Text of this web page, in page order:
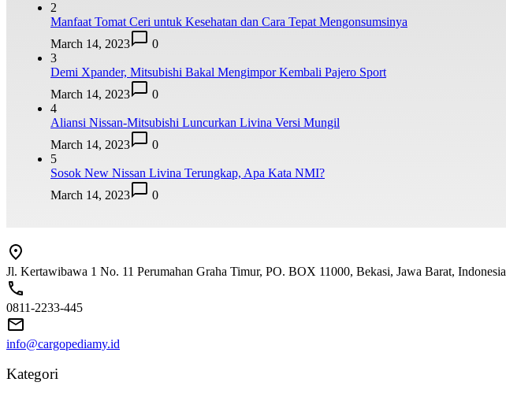
2
Manfaat Tomat Ceri untuk Kesehatan dan Cara Tepat Mengonsumsinya
March 14, 2023
0
3
Demi Xpander, Mitsubishi Bakal Mengimpor Kembali Pajero Sport
March 14, 2023
0
4
Aliansi Nissan-Mitsubishi Luncurkan Livina Versi Mungil
March 14, 2023
0
5
Sosok New Nissan Livina Terungkap, Apa Kata NMI?
March 14, 2023
0
Jl. Kertawibawa 1 No. 11 Perumahan Graha Timur, PO. BOX 11000, Bekasi, Jawa Barat, Indonesia
0811-2233-445
info@cargopediamy.id
Kategori